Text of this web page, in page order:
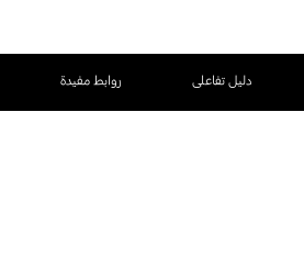
دليل تفاعلى روابط مفيدة